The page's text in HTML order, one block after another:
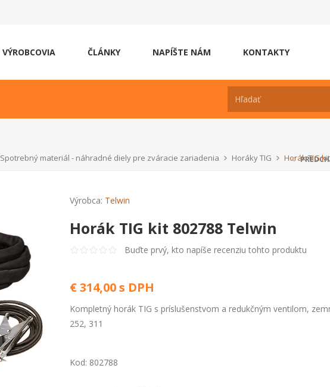
VÝROBCOVIA ČLÁNKY NAPÍŠTE NÁM KONTAKTY
Spotrebný materiál - náhradné diely pre zváracie zariadenia Horáky TIG Horák TIG
Výrobca: Telwin
Horák TIG kit 802788 Telwin
Buďte prvý, kto napíše recenziu tohto produktu
€ 314,00 s DPH
Kompletný horák TIG s príslušenstvom a redukčným ventilom,
252, 311
Kod: 802788